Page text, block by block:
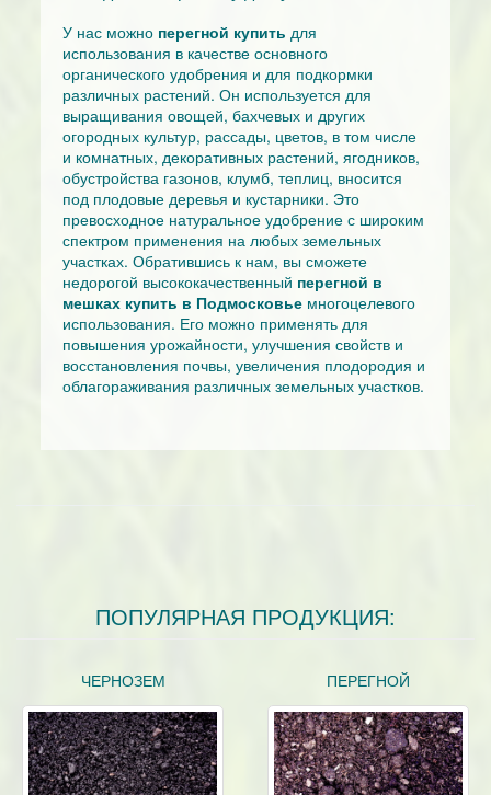
У нас можно перегной купить для
использования в качестве основного
органического удобрения и для подкормки
различных растений. Он используется для
выращивания овощей, бахчевых и других
огородных культур, рассады, цветов, в том числе
и комнатных, декоративных растений, ягодников,
обустройства газонов, клумб, теплиц, вносится
под плодовые деревья и кустарники. Это
превосходное натуральное удобрение с широким
спектром применения на любых земельных
участках. Обратившись к нам, вы сможете
недорогой высококачественный перегной в
мешках купить в Подмосковье многоцелевого
использования. Его можно применять для
повышения урожайности, улучшения свойств и
восстановления почвы, увеличения плодородия и
облагораживания различных земельных участков.
ПОПУЛЯРНАЯ ПРОДУКЦИЯ:
ЧЕРНОЗЕМ ПЕРЕГНОЙ